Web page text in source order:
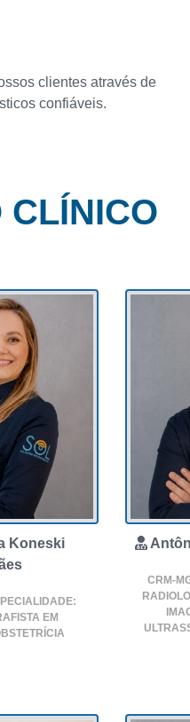
clientes através de
confiáveis.
CLÍNICO
Koneski
EM
CRM-